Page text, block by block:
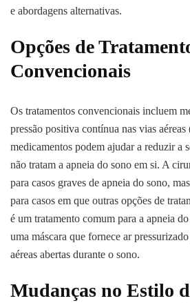
e abordagens alternativas.
Opções de
Convencionais
Os tratamentos convencionais incluem
pressão positiva contínua nas vias
medicamentos podem ajudar a reduzir a
não tratam a apneia do sono em si. A
para casos graves de apneia do sono,
para casos em que outras opções de
é um tratamento comum para a apneia
uma máscara que fornece ar
aéreas abertas durante o sono.
Mudanças no Estilo